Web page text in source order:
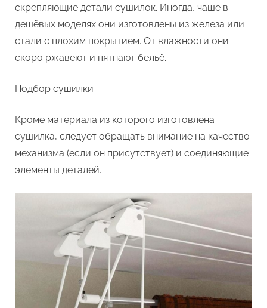
скрепляющие детали сушилок. Иногда, чаше в
дешёвых моделях они изготовлены из железа или
стали с плохим покрытием. От влажности они
скоро ржавеют и пятнают бельё.
Подбор сушилки
Кроме материала из которого изготовлена
сушилка, следует обращать внимание на качество
механизма (если он присутствует) и соединяющие
элементы деталей.